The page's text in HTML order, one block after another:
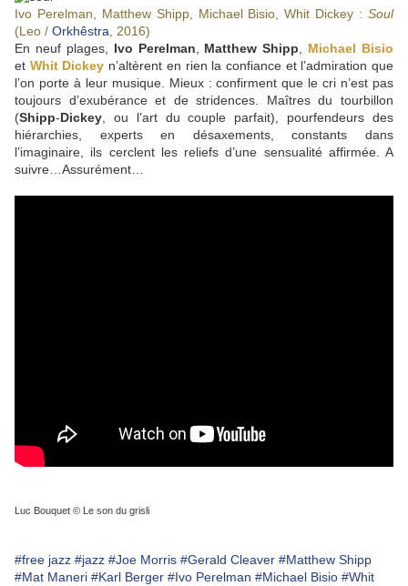
Ivo Perelman, Matthew Shipp, Michael Bisio, Whit Dickey : Soul
(Leo / Orkhêstra , 2016)
En neuf plages, Ivo Perelman Matthew Shipp
Michael Bisio
et Whit Dickey n’altèrent en rien la confiance et l’admiration que
l’on porte à leur musique. Mieux : confirment que le cri n’est pas
toujours d’exubérance et de stridences. Maîtres du tourbillon
(Shipp-Dickey , ou l’art du couple parfait), pourfendeurs des
hiérarchies, experts en désaxements, constants dans
l’imaginaire, ils cerclent les reliefs d’une sensualité affirmée. A
suivre…Assurément…
Luc Bouquet © Le son du grisli
#free jazz #jazz #Joe Morris #Gerald Cleaver #Matthew Shipp
#Mat Maneri #Karl Berger #Ivo Perelman #Michael Bisio #Whit